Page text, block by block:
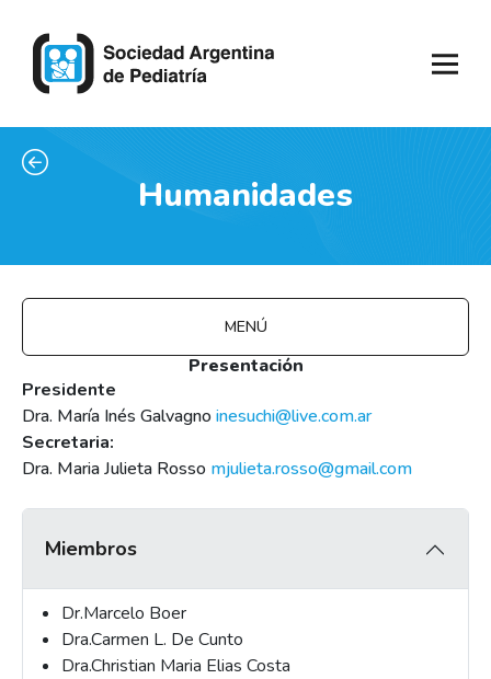
Humanidades
MENÚ
Presentación
Presidente
Dra. María Inés Galvagno inesuchi@live.com.ar
Secretaria:
Dra. Maria Julieta Rosso mjulieta.rosso@gmail.com
Miembros
Dr.Marcelo Boer
Dra.Carmen L. De Cunto
Dra.Christian Maria Elias Costa